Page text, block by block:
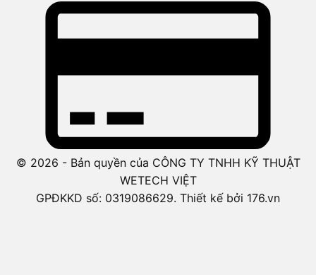
© 2026 - Bản quyền của CÔNG TY TNHH KỸ THUẬT
WETECH VIỆT
GPĐKKD số: 0319086629. Thiết kế bởi 176.vn